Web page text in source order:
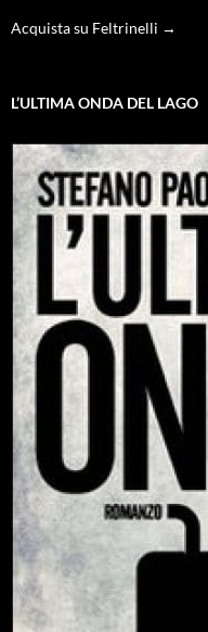
Acquista su Feltrinelli →
L’ULTIMA ONDA DEL LAGO